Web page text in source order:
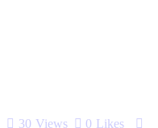
30 Views 0 Likes